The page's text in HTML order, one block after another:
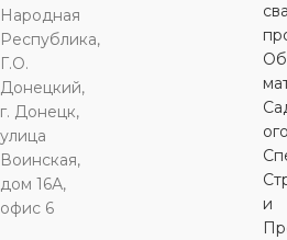
ДЛИНА
ДИАМЕТР
4,8 мм
Народная
Республика,
Г.О.
Донецкий,
г. Донецк,
улица
Воинская,
дом 16А,
офис 6
и